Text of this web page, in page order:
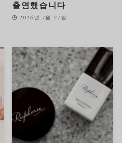
출연했습니다
2026년 7월 27일